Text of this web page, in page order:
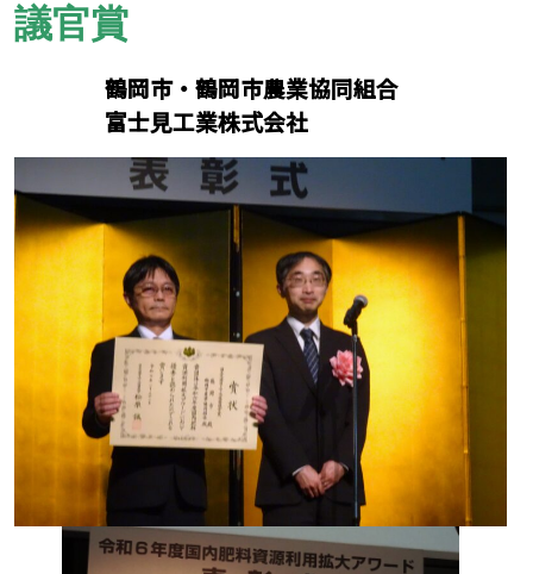
議官賞
鶴岡市・鶴岡市農業協同組合
富士見工業株式会社